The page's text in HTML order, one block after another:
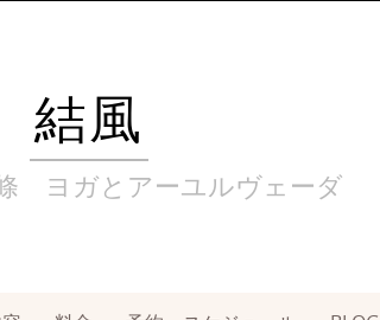
結風
ヨガとアーユルヴェーダ